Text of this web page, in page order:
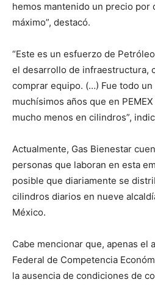
hemos mantenido un precio por
máximo”, destacó.
“Este es un esfuerzo de
el desarrollo de infraestructura,
comprar equipo. (…) Fue todo
muchísimos años que en
mucho menos en cilindros”,
Actualmente, Gas Bienestar
personas que laboran en esta
posible que diariamente se
cilindros diarios en nueve
México.
Cabe mencionar que, apenas el
Federal de Competencia
la ausencia de condiciones de